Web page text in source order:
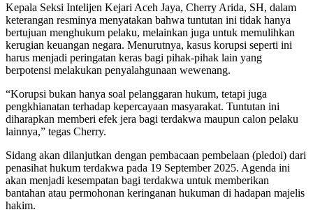
Kepala Seksi Intelijen Kejari Aceh Jaya, Cherry Arida, SH, dalam
keterangan resminya menyatakan bahwa tuntutan ini tidak hanya
bertujuan menghukum pelaku, melainkan juga untuk memulihkan
kerugian keuangan negara. Menurutnya, kasus korupsi seperti ini
harus menjadi peringatan keras bagi pihak-pihak lain yang
berpotensi melakukan penyalahgunaan wewenang.
“Korupsi bukan hanya soal pelanggaran hukum, tetapi juga
pengkhianatan terhadap kepercayaan masyarakat. Tuntutan ini
diharapkan memberi efek jera bagi terdakwa maupun calon pelaku
lainnya,” tegas Cherry.
Sidang akan dilanjutkan dengan pembacaan pembelaan (pledoi) dari
penasihat hukum terdakwa pada 19 September 2025. Agenda ini
akan menjadi kesempatan bagi terdakwa untuk memberikan
bantahan atau permohonan keringanan hukuman di hadapan majelis
hakim.